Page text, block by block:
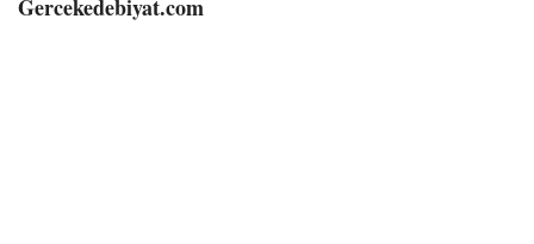
Gercekedebiyat.com